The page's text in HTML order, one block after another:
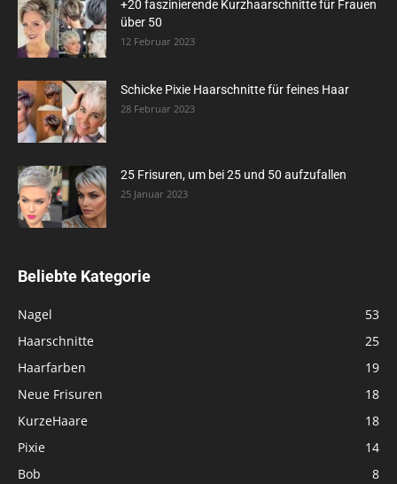
+20 faszinierende Kurzhaarschnitte für Frauen
über 50
12 Februar 2023
Schicke Pixie Haarschnitte für feines Haar
28 Februar 2023
25 Frisuren, um bei 25 und 50 aufzufallen
25 Januar 2023
Beliebte Kategorie
Nagel
53
Haarschnitte
25
Haarfarben
19
Neue Frisuren
18
KurzeHaare
18
Pixie
14
Bob
8